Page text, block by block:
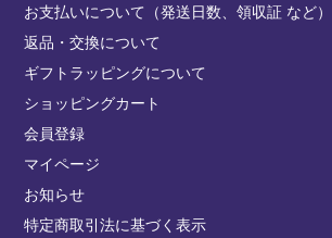
お支払いについて（発送日数、領収証 など）
返品・交換について
ギフトラッピングについて
ショッピングカート
会員登録
マイページ
お知らせ
特定商取引法に基づく表示